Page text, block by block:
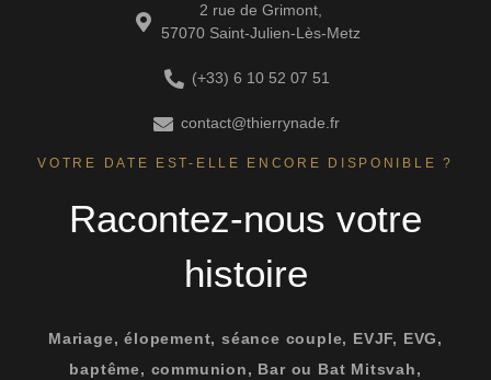
2 rue de Grimont,
57070 Saint-Julien-Lès-Metz
(+33) 6 10 52 07 51
contact@thierrynade.fr
VOTRE DATE EST-ELLE ENCORE DISPONIBLE ?
Racontez-nous votre
histoire
Mariage, élopement, séance couple, EVJF, EVG,
baptême, communion, Bar ou Bat Mitsvah,